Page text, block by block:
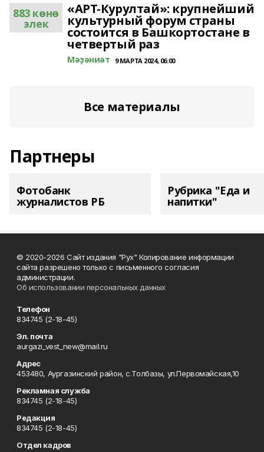
883 көнө
элек
«АРТ-Курултай»: крупнейший
культурный форум страны
состоится в Башкортостане в
четвертый раз
Мәҙәниәт 9 МАРТА 2024, 06:00
Все материалы
Партнеры
Фотобанк
журналистов РБ
Рубрика "Еда и
напитки"
© 2020-2026 Сайт издания "Рух" Копирование информации
сайта разрешено только с письменного согласия
администрации.
Об использовании персональных данных
Телефон
834745 (2-18-45)
Эл. почта
aurgazi_vest_new@mail.ru
Адрес
453480, Аургазинский район, с.Толбазы, ул.Первомайская,10
Рекламная служба
834745 (2-18-45)
Редакция
834745 (2-18-45)
Отдел кадров